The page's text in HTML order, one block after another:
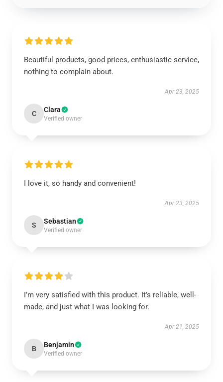
Beautiful products, good prices, enthusiastic service,
nothing to complain about.
Apr 23, 2025
C Clara
Verified owner
I love it, so handy and convenient!
Apr 23, 2025
S Sebastian
Verified owner
I’m very satisfied with this product. It’s reliable, well-
made, and just what I was looking for.
Apr 21, 2025
B Benjamin
Verified owner